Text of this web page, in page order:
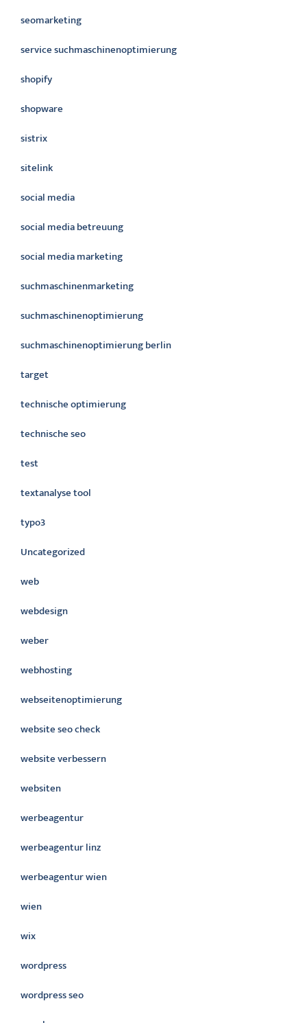
seomarketing
service suchmaschinenoptimierung
shopify
shopware
sistrix
sitelink
social media
social media betreuung
social media marketing
suchmaschinenmarketing
suchmaschinenoptimierung
suchmaschinenoptimierung berlin
target
technische optimierung
technische seo
test
textanalyse tool
typo3
Uncategorized
web
webdesign
weber
webhosting
webseitenoptimierung
website seo check
website verbessern
websiten
werbeagentur
werbeagentur linz
werbeagentur wien
wien
wix
wordpress
wordpress seo